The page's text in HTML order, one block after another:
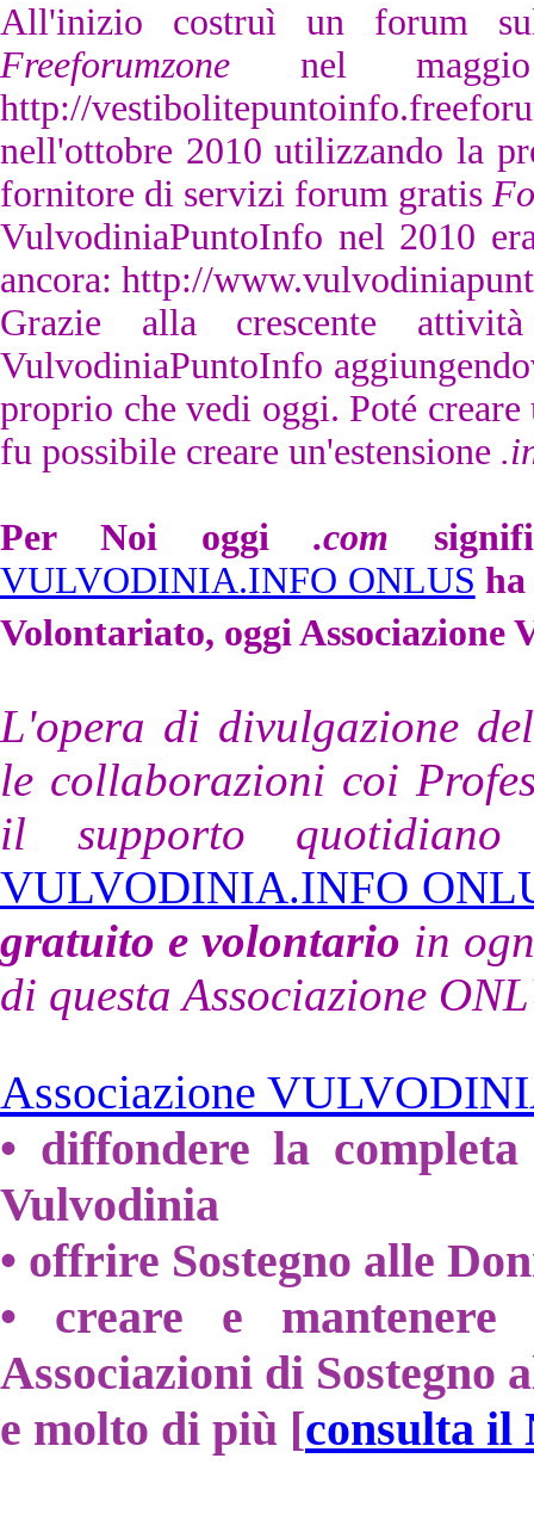
All'inizio costruì un forum
Freeforumzone nel
http://
nell'ottobre 2010 utilizzando la
fornitore di servizi forum gratis
VulvodiniaPuntoInfo nel 2010
ancora: http://
Grazie alla crescente
VulvodiniaPuntoInfo
proprio che vedi oggi. Poté
fu possibile creare un'estensione
Per Noi oggi.com
VULVODINIA.INFO ONLUS
Volontariato, oggi
L'opera di divulgazione
le collaborazioni coi
il supporto
VULVODINIA.INFO
gratuito e volontario in
di questa Associazione
Associazione
• diffondere la
Vulvodinia
• offrire Sostegno alle
• creare e
Associazioni di Sostegno
e molto di più [consulta il